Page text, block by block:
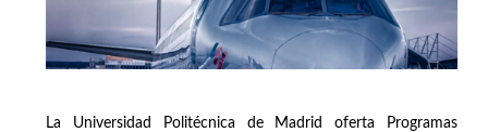
La Universidad Politécnica de Madrid oferta Programas